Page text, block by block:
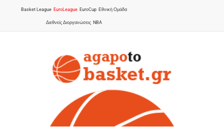
Basket League EuroLeague EuroCup Εθνική Ομάδα
Διεθνείς Διοργανώσεις NBA